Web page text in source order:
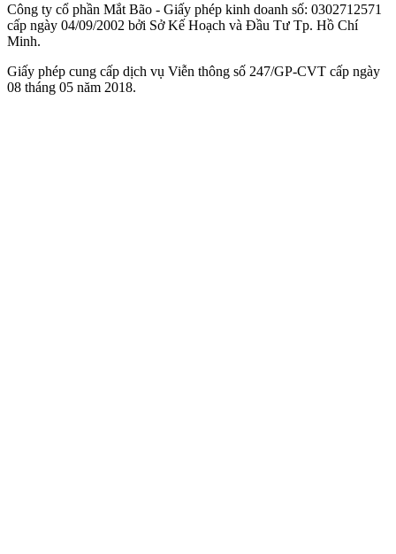
Công ty cổ phần Mắt Bão - Giấy phép kinh doanh số: 0302712571
cấp ngày 04/09/2002 bởi Sở Kế Hoạch và Đầu Tư Tp. Hồ Chí
Minh.
Giấy phép cung cấp dịch vụ Viễn thông số 247/GP-CVT cấp ngày
08 tháng 05 năm 2018.